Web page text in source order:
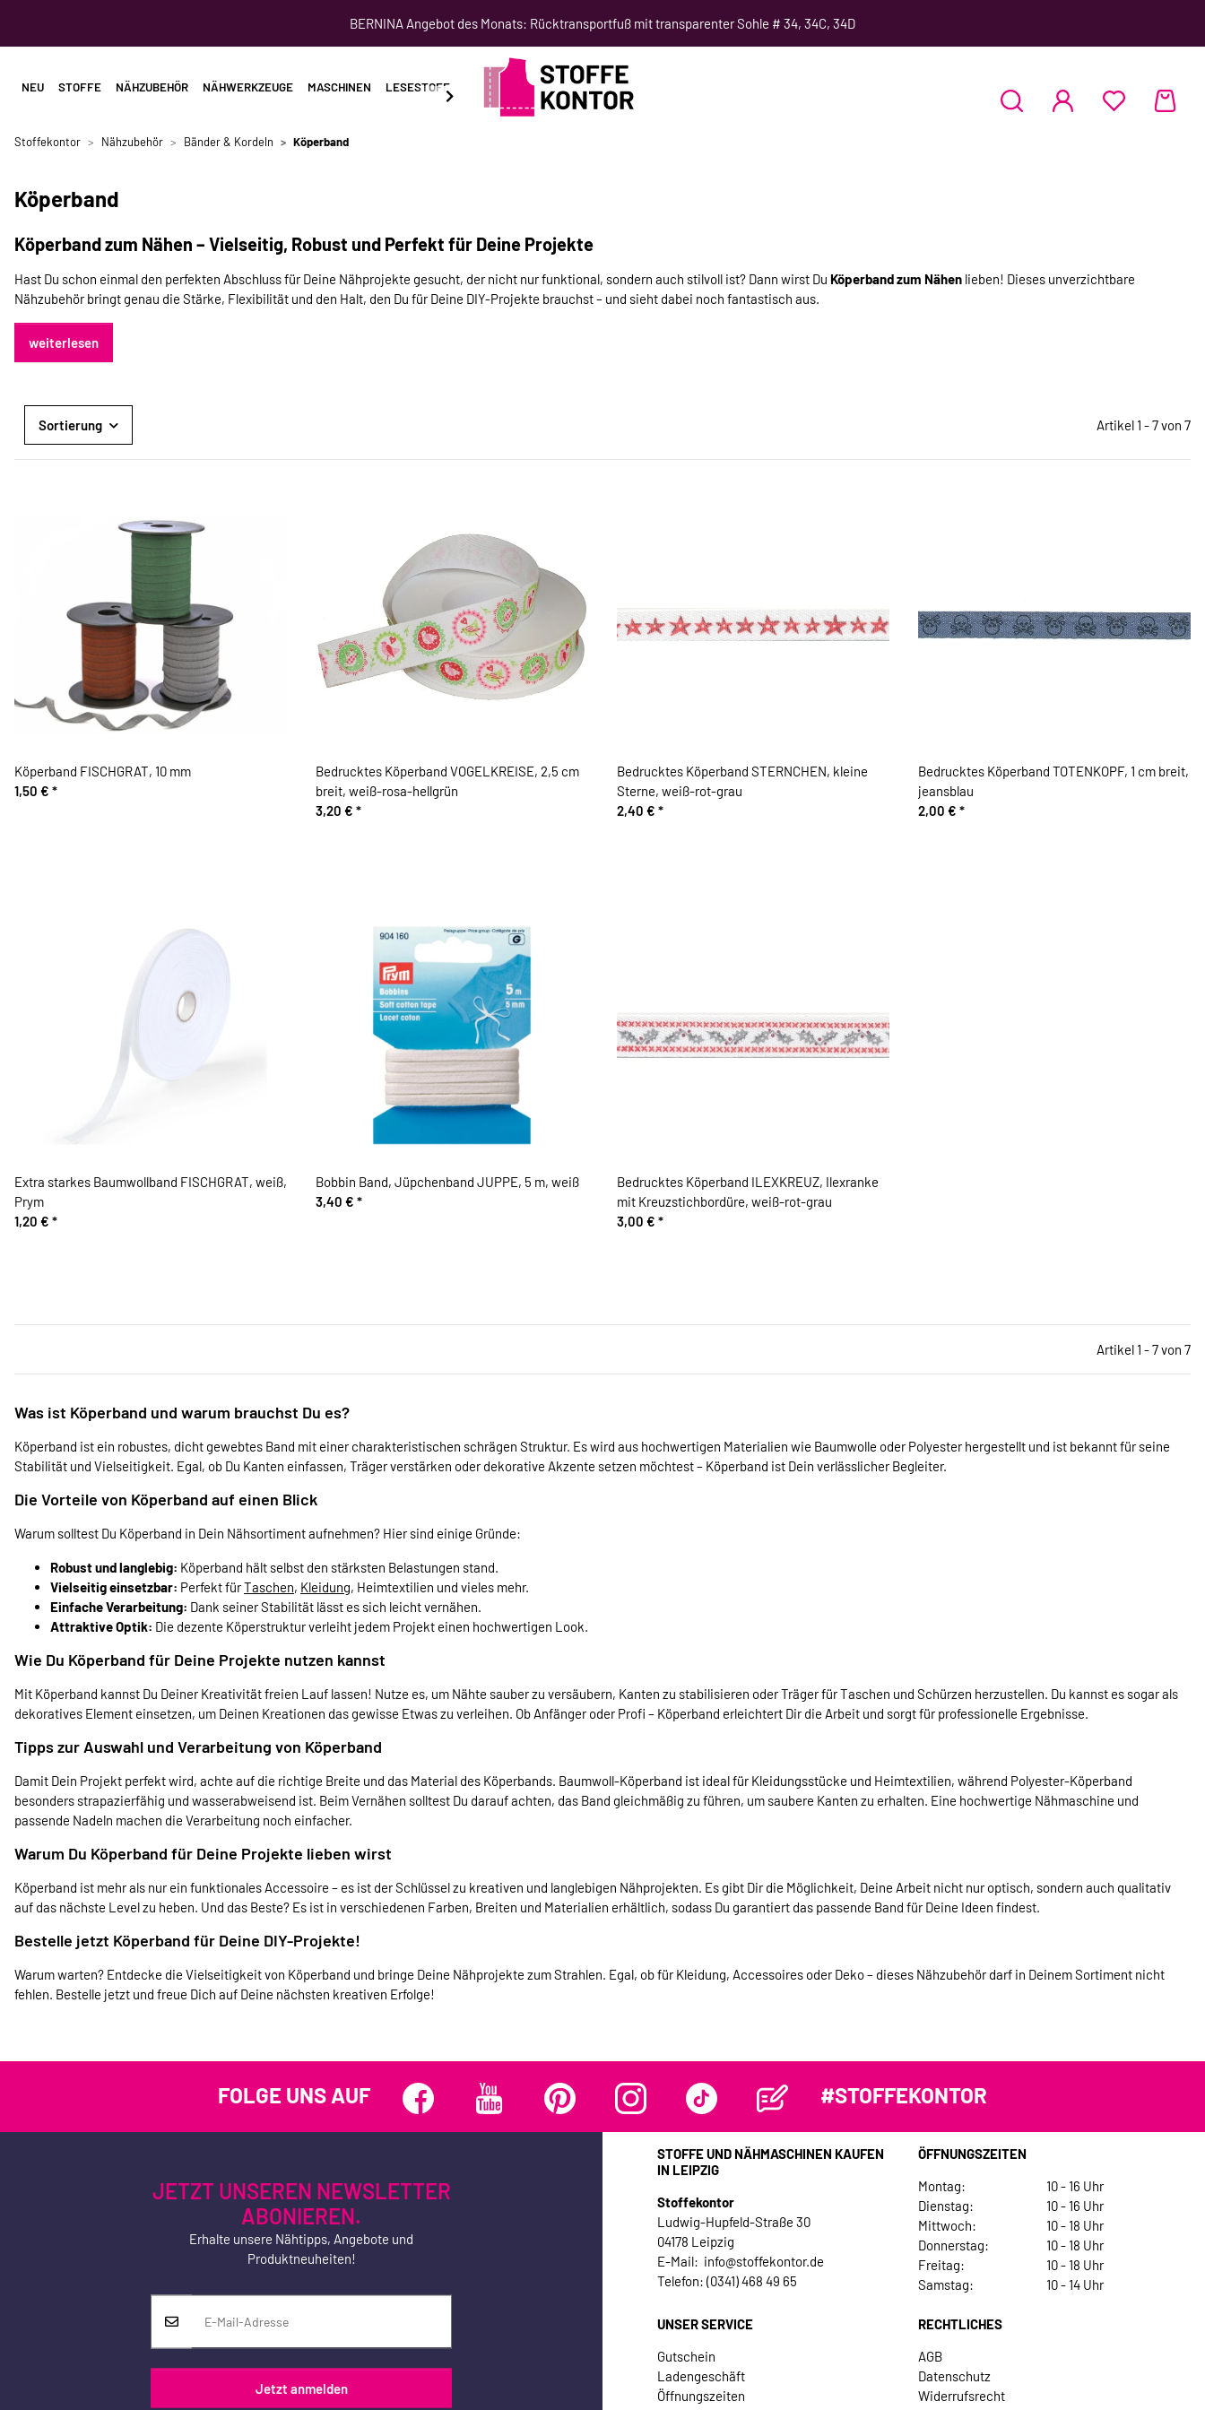
BERNINA Angebot des Monats: Rücktransportfuß mit transparenter Sohle # 34, 34C, 34D
NEU STOFFE NÄHZUBEHÖR NÄHWERKZEUGE MASCHINEN LESESTOFF SCHNITTMUSTER NÄHKURSE
Stoffekontor Nähzubehör Bänder & Kordeln Köperband
Köperband
Köperband zum Nähen – Vielseitig, Robust und Perfekt für Deine Projekte
Hast Du schon einmal den perfekten Abschluss für Deine Nähprojekte gesucht, der nicht nur funktional, sondern auch stilvoll ist? Dann wirst Du Köperband zum Nähen lieben! Dieses unverzichtbare
Nähzubehör bringt genau die Stärke, Flexibilität und den Halt, den Du für Deine DIY-Projekte brauchst – und sieht dabei noch fantastisch aus.
weiterlesen
Sortierung Artikel 1 - 7 von 7
Köperband FISCHGRAT, 10 mm
1,50 € *
Bedrucktes Köperband VOGELKREISE, 2,5 cm
breit, weiß-rosa-hellgrün
3,20 € *
Bedrucktes Köperband STERNCHEN, kleine
Sterne, weiß-rot-grau
2,40 € *
Bedrucktes Köperband TOTENKOPF, 1 cm breit,
jeansblau
2,00 € *
Extra starkes Baumwollband FISCHGRAT, weiß,
Prym
1,20 € *
Bobbin Band, Jüpchenband JUPPE, 5 m, weiß
3,40 € *
Bedrucktes Köperband ILEXKREUZ, Ilexranke
mit Kreuzstichbordüre, weiß-rot-grau
3,00 € *
Artikel 1 - 7 von 7
Was ist Köperband und warum brauchst Du es?
Köperband ist ein robustes, dicht gewebtes Band mit einer charakteristischen schrägen Struktur. Es wird aus hochwertigen Materialien wie Baumwolle oder Polyester hergestellt und ist bekannt für seine
Stabilität und Vielseitigkeit. Egal, ob Du Kanten einfassen, Träger verstärken oder dekorative Akzente setzen möchtest – Köperband ist Dein verlässlicher Begleiter.
Die Vorteile von Köperband auf einen Blick
Warum solltest Du Köperband in Dein Nähsortiment aufnehmen? Hier sind einige Gründe:
Robust und langlebig: Köperband hält selbst den stärksten Belastungen stand.
Vielseitig einsetzbar: Perfekt fürTaschen, Kleidung, Heimtextilien und vieles mehr.
Einfache Verarbeitung: Dank seiner Stabilität lässt es sich leicht vernähen.
Attraktive Optik: Die dezente Köperstruktur verleiht jedem Projekt einen hochwertigen Look.
Wie Du Köperband für Deine Projekte nutzen kannst
Mit Köperband kannst Du Deiner Kreativität freien Lauf lassen! Nutze es, um Nähte sauber zu versäubern, Kanten zu stabilisieren oder Träger für Taschen und Schürzen herzustellen. Du kannst es sogar als
dekoratives Element einsetzen, um Deinen Kreationen das gewisse Etwas zu verleihen. Ob Anfänger oder Profi – Köperband erleichtert Dir die Arbeit und sorgt für professionelle Ergebnisse.
Tipps zur Auswahl und Verarbeitung von Köperband
Damit Dein Projekt perfekt wird, achte auf die richtige Breite und das Material des Köperbands. Baumwoll-Köperband ist ideal für Kleidungsstücke und Heimtextilien, während Polyester-Köperband
besonders strapazierfähig und wasserabweisend ist. Beim Vernähen solltest Du darauf achten, das Band gleichmäßig zu führen, um saubere Kanten zu erhalten. Eine hochwertige Nähmaschine und
passende Nadeln machen die Verarbeitung noch einfacher.
Warum Du Köperband für Deine Projekte lieben wirst
Köperband ist mehr als nur ein funktionales Accessoire – es ist der Schlüssel zu kreativen und langlebigen Nähprojekten. Es gibt Dir die Möglichkeit, Deine Arbeit nicht nur optisch, sondern auch qualitativ
auf das nächste Level zu heben. Und das Beste? Es ist in verschiedenen Farben, Breiten und Materialien erhältlich, sodass Du garantiert das passende Band für Deine Ideen findest.
Bestelle jetzt Köperband für Deine DIY-Projekte!
Warum warten? Entdecke die Vielseitigkeit von Köperband und bringe Deine Nähprojekte zum Strahlen. Egal, ob für Kleidung, Accessoires oder Deko – dieses Nähzubehör darf in Deinem Sortiment nicht
fehlen. Bestelle jetzt und freue Dich auf Deine nächsten kreativen Erfolge!
FOLGE UNS AUF #STOFFEKONTOR
JETZT UNSEREN NEWSLETTER
ABONIEREN.
Erhalte unsere Nähtipps, Angebote und
Produktneuheiten!
Jetzt anmelden
STOFFE UND NÄHMASCHINEN KAUFEN
IN LEIPZIG
Stoffekontor
Ludwig-Hupfeld-Straße 30
04178 Leipzig
E-Mail: info@stoffekontor.de
Telefon: (0341) 468 49 65
ÖFFNUNGSZEITEN
Montag:
10 - 16 Uhr
Dienstag:
10 - 16 Uhr
Mittwoch:
10 - 18 Uhr
Donnerstag:
10 - 18 Uhr
Freitag:
10 - 18 Uhr
Samstag:
10 - 14 Uhr
UNSER SERVICE
Gutschein
Ladengeschäft
Öffnungszeiten
RECHTLICHES
AGB
Datenschutz
Widerrufsrecht